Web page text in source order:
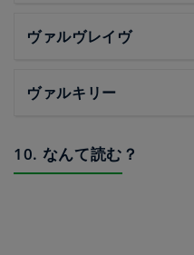
ヴァルヴレイヴ
ヴァルキリー
10. なんて読む？